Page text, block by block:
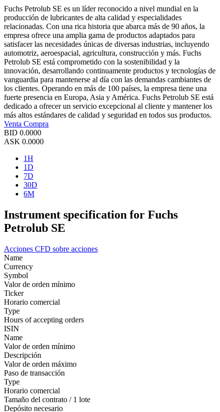
Fuchs Petrolub SE es un líder reconocido a nivel mundial en la
producción de lubricantes de alta calidad y especialidades
relacionadas. Con una rica historia que abarca más de 90 años, la
empresa ofrece una amplia gama de productos adaptados para
satisfacer las necesidades únicas de diversas industrias, incluyendo
automotriz, aeroespacial, agricultura, construcción y más. Fuchs
Petrolub SE está comprometido con la sostenibilidad y la
innovación, desarrollando continuamente productos y tecnologías de
vanguardia para mantenerse al día con las demandas cambiantes de
los clientes. Operando en más de 100 países, la empresa tiene una
fuerte presencia en Europa, Asia y América. Fuchs Petrolub SE está
dedicado a ofrecer un servicio excepcional al cliente y mantener los
más altos estándares de calidad y seguridad en todos sus productos.
Venta Compra
BID 0.0000
ASK 0.0000
1H
1D
7D
30D
6M
Instrument specification for Fuchs
Petrolub SE
Acciones CFD sobre acciones
Name
Currency
Symbol
Valor de orden mínimo
Ticker
Horario comercial
Type
Hours of accepting orders
ISIN
Name
Valor de orden mínimo
Descripción
Valor de orden máximo
Paso de transacción
Type
Horario comercial
Tamaño del contrato / 1 lote
Depósito necesario